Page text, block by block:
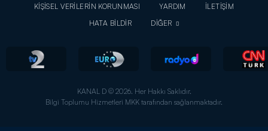
KİŞİSEL VERİLERİN KORUNMASI
YARDIM
İLETİŞİM
HATA BİLDİR
DİĞER
KANAL D © 2026. Her Hakkı Saklıdır.
Bilgi Toplumu Hizmetleri MKK tarafından sağlanmaktadır.